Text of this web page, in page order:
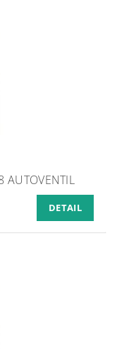
AUTOVENTIL
DETAIL